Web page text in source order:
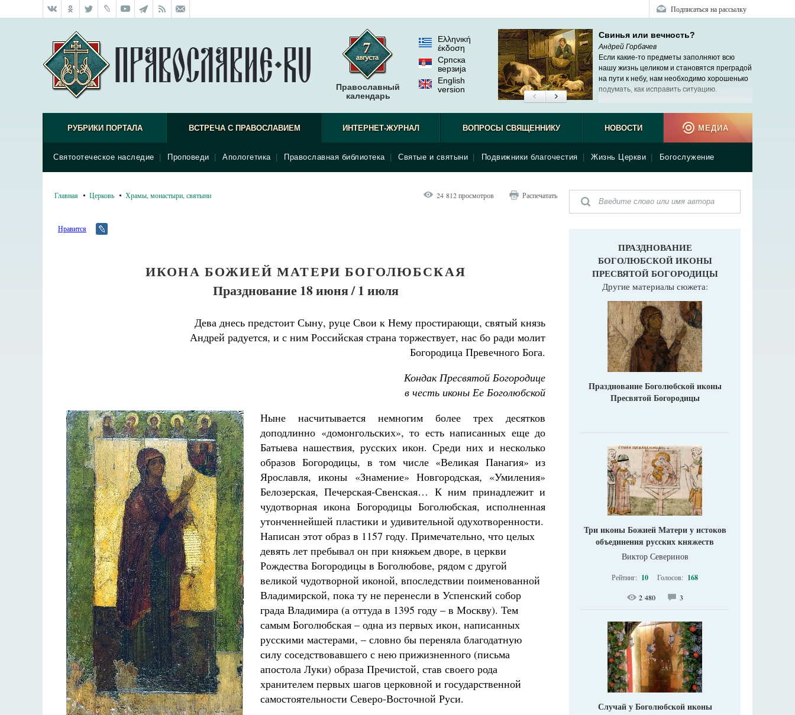
Подписаться на рассылку
Православный
календарь
Ελληνική
έκδοση
Српска
верзиjа
English
version
Свинья или вечность?
Андрей Горбачев
Если какие-то предметы заполняют всю
нашу жизнь целиком и становятся преградой
на пути к небу, нам необходимо хорошенько
подумать, как исправить ситуацию.
РУБРИКИ ПОРТАЛА ВСТРЕЧА С ПРАВОСЛАВИЕМ
Святоотеческое наследие Проповеди Апологетика Православная библиотека Святые и святыни Подвижники благочестия Жизнь Церкви Богослужение
ИНТЕРНЕТ-ЖУРНАЛ ВОПРОСЫ СВЯЩЕННИКУ НОВОСТИ МЕДИА
Главная Церковь Храмы, монастыри, святыни 24 812 просмотров Распечатать
Нравится
ИКОНА БОЖИЕЙ МАТЕРИ БОГОЛЮБСКАЯ
Празднование 18 июня / 1 июля
Дева днесь предстоит Сыну, руце Свои к Нему простирающи, святый князь
Андрей радуется, и с ним Российская страна торжествует, нас бо ради молит
Богородица Превечного Бога.
Кондак Пресвятой Богородице
в честь иконы Ее Боголюбской
Ныне насчитывается немногим более трех десятков
доподлинно «домонгольских», то есть написанных еще до
Батыева нашествия, русских икон. Среди них и несколько
образов Богородицы, в том числе «Великая Панагия» из
Ярославля, иконы «Знамение» Новгородская, «Умиления»
Белозерская, Печерская-Свенская… К ним принадлежит и
чудотворная икона Богородицы Боголюбская, исполненная
утонченнейшей пластики и удивительной одухотворенности.
Написан этот образ в 1157 году. Примечательно, что целых
девять лет пребывал он при княжьем дворе, в церкви
Рождества Богородицы в Боголюбове, рядом с другой
великой чудотворной иконой, впоследствии поименованной
Владимирской, пока ту не перенесли в Успенский собор
града Владимира (а оттуда в 1395 году – в Москву). Тем
самым Боголюбская – одна из первых икон, написанных
русскими мастерами, – словно бы переняла благодатную
силу соседствовавшего с нею прижизненного (письма
апостола Луки) образа Пречистой, став своего рода
хранителем первых шагов церковной и государственной
самостоятельности Северо-Восточной Руси.
ПРАЗДНОВАНИЕ
БОГОЛЮБСКОЙ ИКОНЫ
ПРЕСВЯТОЙ БОГОРОДИЦЫ
Другие материалы сюжета:
Празднование Боголюбской иконы
Пресвятой Богородицы
Три иконы Божией Матери у истоков
объединения русских княжеств
Виктор Северинов
Рейтинг: 10 Голосов: 168
2 480 3
Случай у Боголюбской иконы